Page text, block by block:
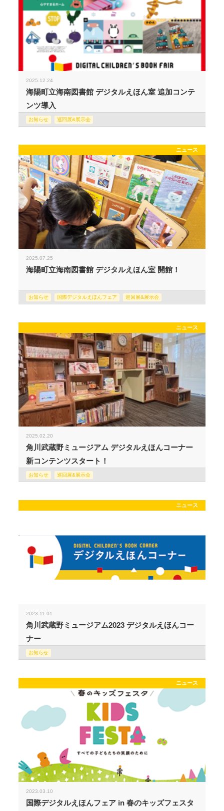
2025.12.24
海陽町立海南図書館 デジタルえほん室 追加コンテ
ンツ導入
お知らせ 巡回展&展示会
ニュース
2025.07.25
海陽町立海南図書館 デジタルえほん室 開館！
お知らせ 国際デジタルえほんフェア 巡回展&展示会
ニュース
2025.02.20
角川武蔵野ミュージアム デジタルえほんコーナー
新コンテンツスタート！
お知らせ 巡回展&展示会
ニュース
2023.11.01
角川武蔵野ミュージアム2023 デジタルえほんコー
ナー
お知らせ
ニュース
2023.03.10
国際デジタルえほんフェア in 春のキッズフェスタ